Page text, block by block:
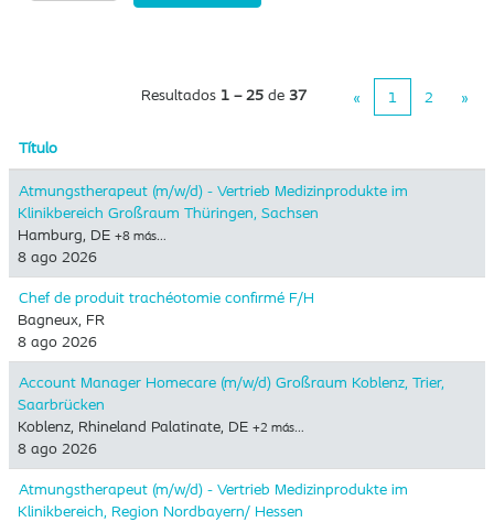
Resultados 1 – 25 de 37 « 1 2 »
Título
Atmungstherapeut (m/w/d) - Vertrieb Medizinprodukte im
Klinikbereich Großraum Thüringen, Sachsen
Hamburg, DE +8 más…
8 ago 2026
Chef de produit trachéotomie confirmé F/H
Bagneux, FR
8 ago 2026
Account Manager Homecare (m/w/d) Großraum Koblenz, Trier,
Saarbrücken
Koblenz, Rhineland Palatinate, DE +2 más…
8 ago 2026
Atmungstherapeut (m/w/d) - Vertrieb Medizinprodukte im
Klinikbereich, Region Nordbayern/ Hessen